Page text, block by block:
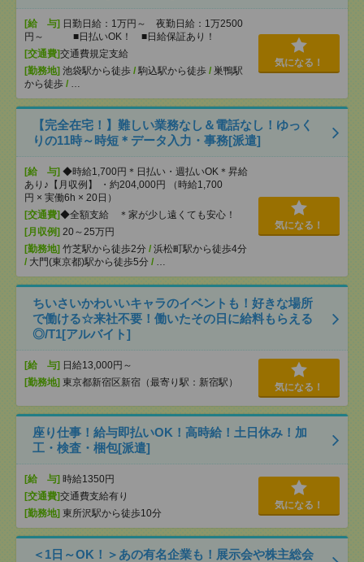
[給 与] 日勤日給：1万円～ 夜勤日給：1万2500
円～ ■日払いOK！ ■日給保証あり！
[交通費]交通費規定支給
[勤務地] 池袋駅から徒歩 / 駒込駅から徒歩 / 巣鴨駅
から徒歩 / …
気になる！
【完全在宅！】難しい業務なし＆電話なし！ゆっく
りの11時～時短＊データ入力・事務[派遣]
[給 与] ◆時給1,700円＊日払い・週払いOK＊昇給
あり♪【月収例】 ・約204,000円 （時給1,700
円 × 実働6h × 20日）
[交通費]◆全額支給 ＊家が少し遠くても安心！
[月収例] 20～25万円
[勤務地] 竹芝駅から徒歩2分 / 浜松町駅から徒歩4分
/ 大門(東京都)駅から徒歩5分 / …
気になる！
ちいさいかわいいキャラのイベントも！好きな場所
で働ける☆来社不要！働いたその日に給料もらえる
◎/T1[アルバイト]
[給 与] 日給13,000円～
[勤務地] 東京都新宿区新宿（最寄り駅：新宿駅） 気になる！
座り仕事！給与即払いOK！高時給！土日休み！加
工・検査・梱包[派遣]
[給 与] 時給1350円
[交通費]交通費支給有り
[勤務地] 東所沢駅から徒歩10分
気になる！
＜1日～OK！＞あの有名企業も！展示会や株主総会